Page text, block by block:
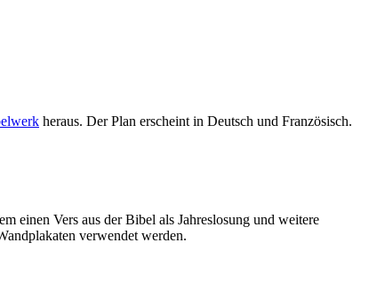
heraus. Der Plan erscheint in Deutsch und Französisch.
einen Vers aus der Bibel als Jahreslosung und weitere
verwendet werden.